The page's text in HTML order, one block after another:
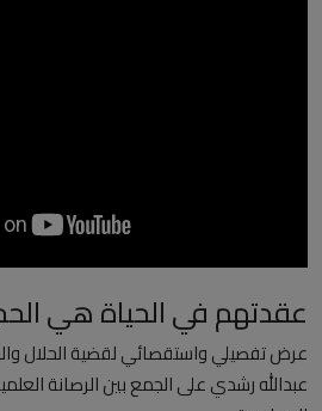
Arabic
عقدتهم في الحياة هي
عرض تفصيلي واستقصائي لقضية الحلال
عبدالله رشدي على الجمع بين الرصانة